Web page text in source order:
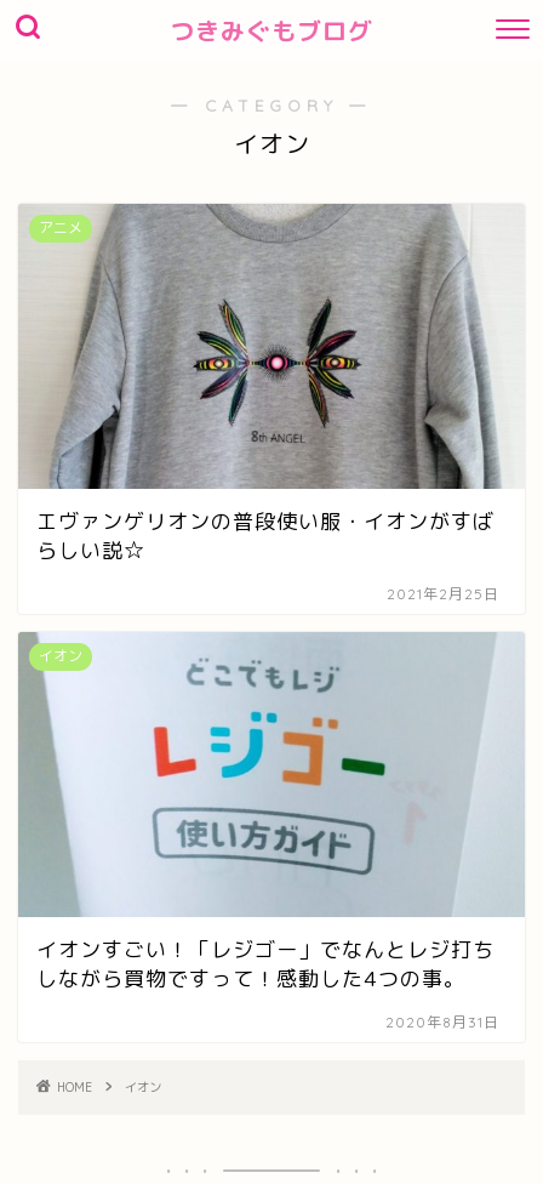
つきみぐもブログ
― CATEGORY ―
イオン
アニメ
エヴァンゲリオンの普段使い服・イオンがすば
らしい説☆
2021年2月25日
イオン
イオンすごい！「レジゴー」でなんとレジ打ち
しながら買物ですって！感動した4つの事。
2020年8月31日
HOME イオン